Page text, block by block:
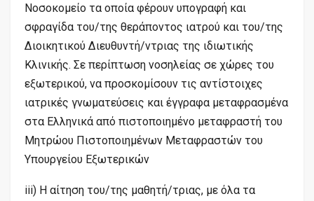
Νοσοκομείο τα οποία φέρουν υπογραφή και
σφραγίδα του/της θεράποντος ιατρού και του/της
Διοικητικού Διευθυντή/ντριας της ιδιωτικής
Κλινικής. Σε περίπτωση νοσηλείας σε χώρες του
εξωτερικού, να προσκομίσουν τις αντίστοιχες
ιατρικές γνωματεύσεις και έγγραφα μεταφρασμένα
στα Ελληνικά από πιστοποιημένο μεταφραστή του
Μητρώου Πιστοποιημένων Μεταφραστών του
Υπουργείου Εξωτερικών
iii) Η αίτηση του/της μαθητή/τριας, με όλα τα